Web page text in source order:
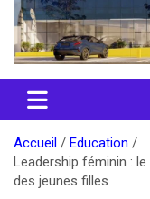
Accueil
Education
Leadership féminin :
des jeunes filles